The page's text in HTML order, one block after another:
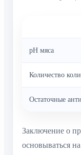
pH мяса
Количество
Остаточные
Заключение о
основываться